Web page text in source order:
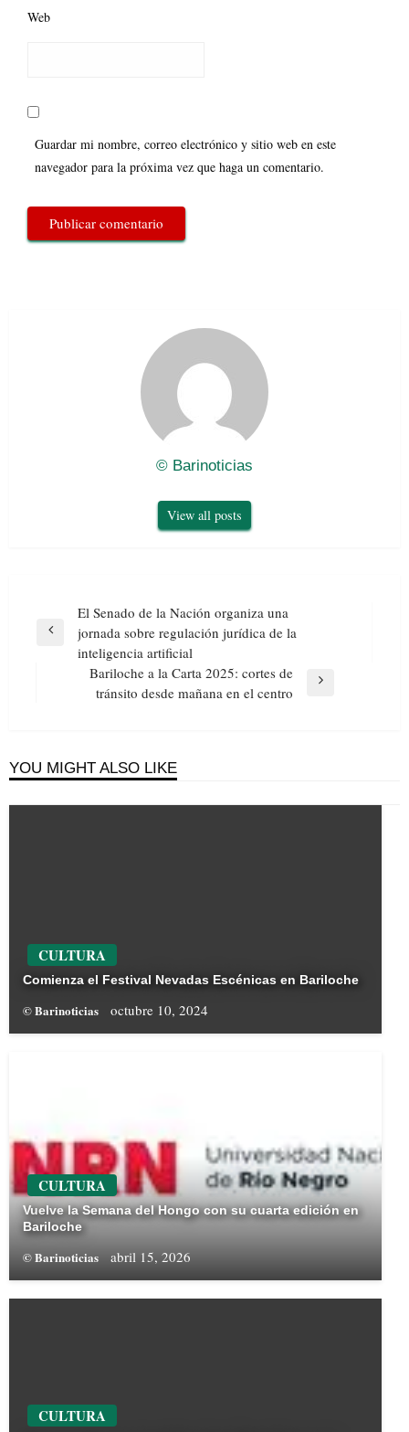
Web
Guardar mi nombre, correo electrónico y sitio web en este
navegador para la próxima vez que haga un comentario.
© Barinoticias
View all posts
Navegación
de
entradas
Previous
El Senado de la Nación organiza una
jornada sobre regulación jurídica de la
inteligencia artificial
Bariloche a la Carta 2025: cortes de
tránsito desde mañana en el centro
YOU MIGHT ALSO LIKE
CULTURA
Comienza el Festival Nevadas Escénicas en Bariloche
© Barinoticias octubre 10, 2024
CULTURA
Vuelve la Semana del Hongo con su cuarta edición en
Bariloche
© Barinoticias abril 15, 2026
CULTURA